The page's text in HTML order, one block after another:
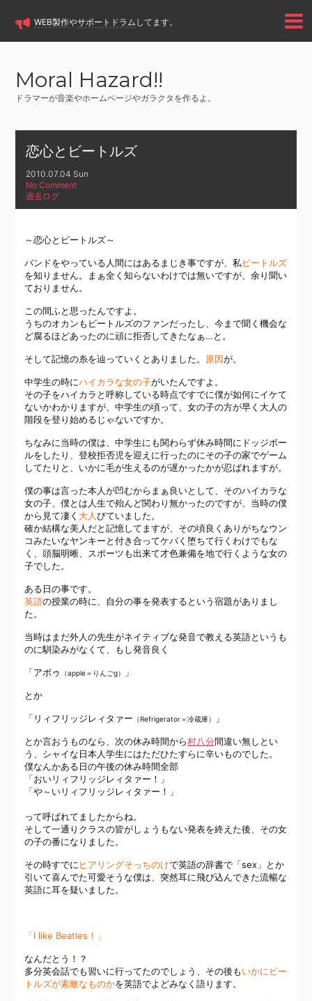
WEB製作やサポートドラム してます。
Moral Hazard!!
ドラマーが音楽やホームページやガラクタを作るよ。
恋心とビートルズ
2010.07.04 Sun
No Comment
過去ログ
～恋心とビートルズ～
バンドをやっている人間にはあるまじき事ですが、私ビートルズ
を知りません。まぁ全く知らないわけでは無いですが、余り聞い
ておりません。
この間ふと思ったんですよ。
うちのオカンもビートルズのファンだったし、今まで聞く機会な
ど腐るほどあったのに頑に拒否してきたなぁ…と。
そして記憶の糸を辿っていくとありました。 原因が。
中学生の時にハイカラな女の子がいたんですよ。
その子をハイカラと呼称している時点ですでに僕が如何にイケて
ないかわかりますが、中学生の頃って、女の子の方が早く大人の
階段を登り始めるじゃないですか。
ちなみに当時の僕は、中学生にも関わらず休み時間にドッジボー
ルをしたり、登校拒否児を迎えに行ったのにその子の家でゲーム
してたりと、いかに毛が生えるのが遅かったかが忍ばれますが。
僕の事は言った本人が凹むからまぁ良いとして、そのハイカラな
女の子、僕とは人生で殆んど関わり無かったのですが、当時の僕
から見て凄く 大人びていました。
確か結構な美人だと記憶してますが、その頃良くありがちなウン
コみたいなヤンキーと付き合ってケバく堕ちて行くわけでもな
く、頭脳明晰、スポーツも出来て才色兼備を地で行くような女の
子でした。
ある日の事です。
英語の授業の時に、自分の事を発表するという宿題がありまし
た。
当時はまだ外人の先生がネイティブな発音で教える英語というも
のに馴染みがなくて、もし発音良く
「アポゥ （apple＝りんごg） 」
とか
「リィフリッジレィタァー （Refrigerator＝冷蔵庫） 」
とか言おうものなら、次の休み時間から村八分間違い無しとい
う、シャイな日本人学生にはただひたすらに辛いものでした。
僕なんかある日の午後の休み時間全部
「おいリィフリッジレィタァー！」
「や～いリィフリッジレィタァー！」
って呼ばれてましたからね。
そして一通りクラスの皆がしょうもない発表を終えた後、その女
の子の番になりました。
その時すでに ヒアリングそっちのけで英語の辞書で「sex」とか
引いて喜んでた可愛そうな僕は、突然耳に飛び込んできた流暢な
英語に耳を疑いました。
「I like Beatles！」
なんだとう！？
多分英会話でも習いに行ってたのでしょう、その後もいかにビー
トルズが素敵なものかを英語でよどみなく語ります。